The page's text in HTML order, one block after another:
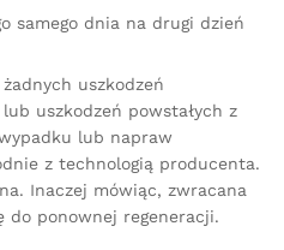
samego dnia na drugi dzień
uszkodzeń
uszkodzeń powstałych z
lub napraw
z technologią producenta.
Inaczej mówiąc, zwracana
ponownej regeneracji.